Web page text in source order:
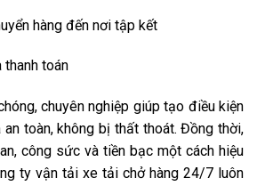
hàng đến nơi tập kết
thanh toán
chuyên nghiệp giúp tạo điều kiện
an toàn, không bị thất thoát. Đồng thời,
công sức và tiền bạc một cách hiệu
ty vận tải xe tải chở hàng 24/7 luôn